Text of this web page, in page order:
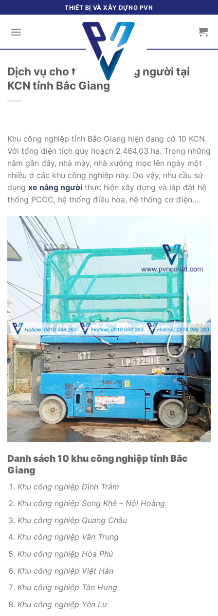
qua
THIẾT BỊ VÀ XÂY DỰNG PVN
Dịch vụ cho thuê xe nâng người tại
KCN tỉnh Bắc Giang
Khu công nghiệp tỉnh Bắc Giang hiện đang có 10 KCN.
Với tổng diện tích quy hoạch 2.464,03 ha. Trong những
năm gần đây, nhà máy, nhà xưởng mọc lên ngày một
nhiều ở các khu công nghiệp này. Do vậy, nhu cầu sử
dụng xe nâng người thực hiện xây dựng và lắp đặt hệ
thống PCCC, hệ thống điều hòa, hệ thống cơ điện….
Danh sách 10 khu công nghiệp tỉnh Bắc
Giang
Khu công nghiệp Đình Trám
Khu công nghiệp Song Khê – Nội Hoàng
Khu công nghiệp Quang Châu
Khu công nghiệp Vân Trung
Khu công nghiệp Hòa Phú
Khu công nghiệp Việt Hàn
Khu công nghiệp Tân Hưng
Khu công nghiệp Yên Lư